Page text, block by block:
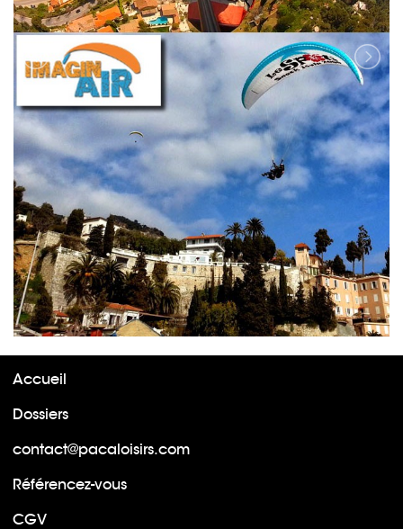
Accueil
Dossiers
contact@pacaloisirs.com
Référencez-vous
CGV